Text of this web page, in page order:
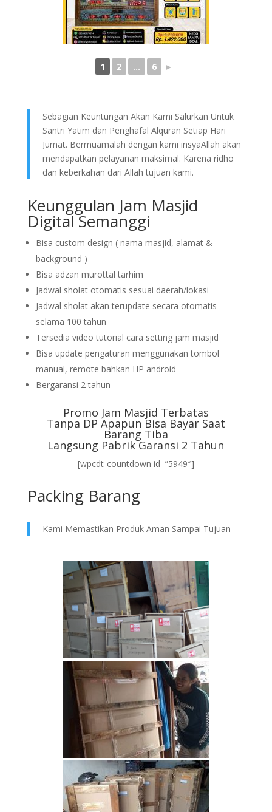
1 2 ... 6 ►
Sebagian Keuntungan Akan Kami Salurkan Untuk
Santri Yatim dan Penghafal Alquran Setiap Hari
Jumat. Bermuamalah dengan kami insyaAllah akan
mendapatkan pelayanan maksimal. Karena ridho
dan keberkahan dari Allah tujuan kami.
Keunggulan Jam Masjid
Digital Semanggi
Bisa custom design ( nama masjid, alamat &
background )
Bisa adzan murottal tarhim
Jadwal sholat otomatis sesuai daerah/lokasi
Jadwal sholat akan terupdate secara otomatis
selama 100 tahun
Tersedia video tutorial cara setting jam masjid
Bisa update pengaturan menggunakan tombol
manual, remote bahkan HP android
Bergaransi 2 tahun
Promo Jam Masjid Terbatas
Tanpa DP Apapun Bisa Bayar Saat
Barang Tiba
Langsung Pabrik Garansi 2 Tahun
[wpcdt-countdown id=”5949″]
Packing Barang
Kami Memastikan Produk Aman Sampai Tujuan